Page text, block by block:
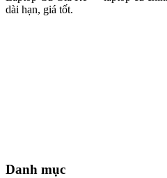
dài hạn, giá tốt.
Danh mục